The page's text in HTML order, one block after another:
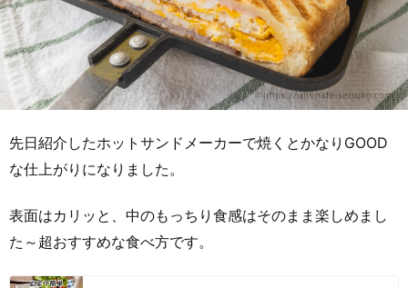
先日紹介したホットサンドメーカーで焼くとかなりGOOD
な仕上がりになりました。
表面はカリッと、中のもっちり食感はそのまま楽しめまし
た～超おすすめな食べ方です。